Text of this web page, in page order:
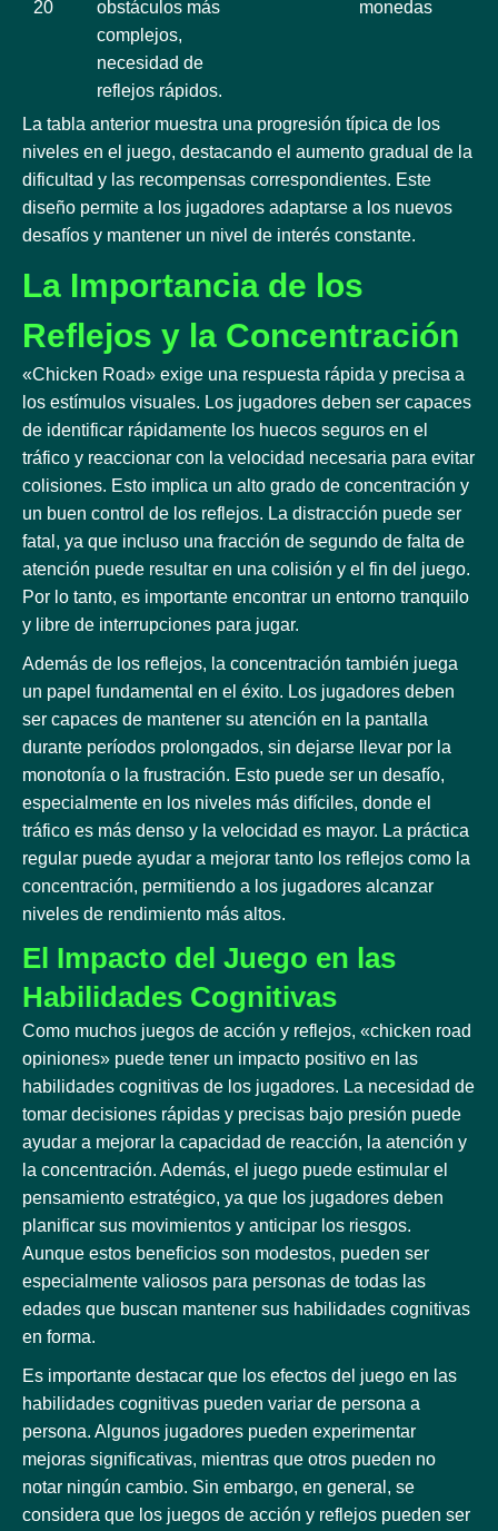
20
obstáculos más
complejos,
necesidad de
reflejos rápidos.
monedas
La tabla anterior muestra una progresión típica de los
niveles en el juego, destacando el aumento gradual de la
dificultad y las recompensas correspondientes. Este
diseño permite a los jugadores adaptarse a los nuevos
desafíos y mantener un nivel de interés constante.
La Importancia de los
Reflejos y la Concentración
«Chicken Road» exige una respuesta rápida y precisa a
los estímulos visuales. Los jugadores deben ser capaces
de identificar rápidamente los huecos seguros en el
tráfico y reaccionar con la velocidad necesaria para evitar
colisiones. Esto implica un alto grado de concentración y
un buen control de los reflejos. La distracción puede ser
fatal, ya que incluso una fracción de segundo de falta de
atención puede resultar en una colisión y el fin del juego.
Por lo tanto, es importante encontrar un entorno tranquilo
y libre de interrupciones para jugar.
Además de los reflejos, la concentración también juega
un papel fundamental en el éxito. Los jugadores deben
ser capaces de mantener su atención en la pantalla
durante períodos prolongados, sin dejarse llevar por la
monotonía o la frustración. Esto puede ser un desafío,
especialmente en los niveles más difíciles, donde el
tráfico es más denso y la velocidad es mayor. La práctica
regular puede ayudar a mejorar tanto los reflejos como la
concentración, permitiendo a los jugadores alcanzar
niveles de rendimiento más altos.
El Impacto del Juego en las
Habilidades Cognitivas
Como muchos juegos de acción y reflejos, «chicken road
opiniones» puede tener un impacto positivo en las
habilidades cognitivas de los jugadores. La necesidad de
tomar decisiones rápidas y precisas bajo presión puede
ayudar a mejorar la capacidad de reacción, la atención y
la concentración. Además, el juego puede estimular el
pensamiento estratégico, ya que los jugadores deben
planificar sus movimientos y anticipar los riesgos.
Aunque estos beneficios son modestos, pueden ser
especialmente valiosos para personas de todas las
edades que buscan mantener sus habilidades cognitivas
en forma.
Es importante destacar que los efectos del juego en las
habilidades cognitivas pueden variar de persona a
persona. Algunos jugadores pueden experimentar
mejoras significativas, mientras que otros pueden no
notar ningún cambio. Sin embargo, en general, se
considera que los juegos de acción y reflejos pueden ser